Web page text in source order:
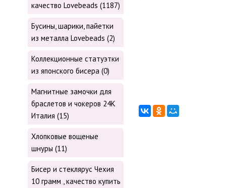
качество Lovebeads (1187)
Бусины, шарики, пайетки
из металла Lovebeads (2)
Коллекционные статуэтки
из японского бисера (0)
Магнитные замочки для
браслетов и чокеров 24К
Италия (15)
Хлопковые вощеные
шнуры (11)
Бисер и стеклярус Чехия
10 грамм , качество купить